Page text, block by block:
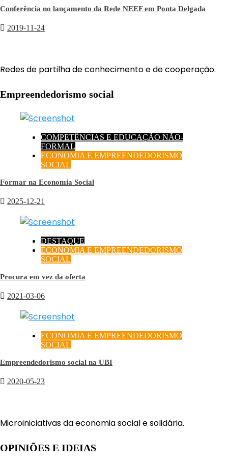
Conferência no lançamento da Rede NEEF em Ponta Delgada
2019-11-24
Redes de partilha de conhecimento e de cooperação.
Empreendedorismo social
COMPETÊNCIAS E EDUCAÇÃO NÃO-
FORMAL
ECONOMIA E EMPREENDEDORISMO
SOCIAL
Formar na Economia Social
2025-12-21
DESTAQUE
ECONOMIA E EMPREENDEDORISMO
SOCIAL
Procura em vez da oferta
2021-03-06
ECONOMIA E EMPREENDEDORISMO
SOCIAL
Empreendedorismo social na UBI
2020-05-23
Microiniciativas da economia social e solidária.
OPINIÕES E IDEIAS